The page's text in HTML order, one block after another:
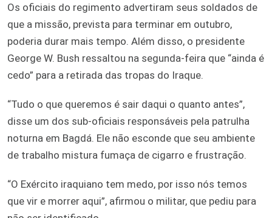
Os oficiais do regimento advertiram seus soldados de
que a missão, prevista para terminar em outubro,
poderia durar mais tempo. Além disso, o presidente
George W. Bush ressaltou na segunda-feira que “ainda é
cedo” para a retirada das tropas do Iraque.
“Tudo o que queremos é sair daqui o quanto antes”,
disse um dos sub-oficiais responsáveis pela patrulha
noturna em Bagdá. Ele não esconde que seu ambiente
de trabalho mistura fumaça de cigarro e frustração.
“O Exército iraquiano tem medo, por isso nós temos
que vir e morrer aqui”, afirmou o militar, que pediu para